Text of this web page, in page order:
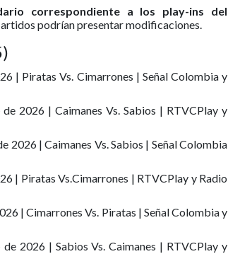
correspondiente a los play-ins del
podrían presentar modificaciones.
| Piratas Vs. Cimarrones | Señal Colombia y
2026 | Caimanes Vs. Sabios | RTVCPlay y
2026 | Caimanes Vs. Sabios | Señal Colombia
| Piratas Vs.Cimarrones | RTVCPlay y Radio
| Cimarrones Vs. Piratas | Señal Colombia y
2026 | Sabios Vs. Caimanes | RTVCPlay y